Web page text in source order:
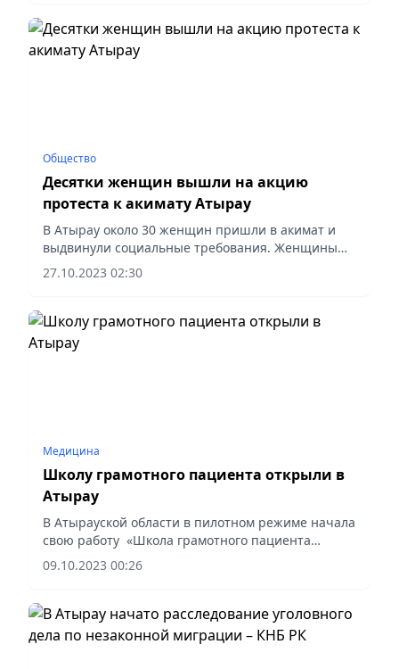
Общество
Десятки женщин вышли на акцию
протеста к акимату Атырау
В Атырау около 30 женщин пришли в акимат и
выдвинули социальные требования. Женщины
заявили, что устали от бедности, плохих условий
жизни, и потребовали решить жилищный
27.10.2023 02:30
Медицина
Школу грамотного пациента открыли в
Атырау
В Атырауской области в пилотном режиме начала
свою работу «Школа грамотного пациента
«Алғыс».
09.10.2023 00:26